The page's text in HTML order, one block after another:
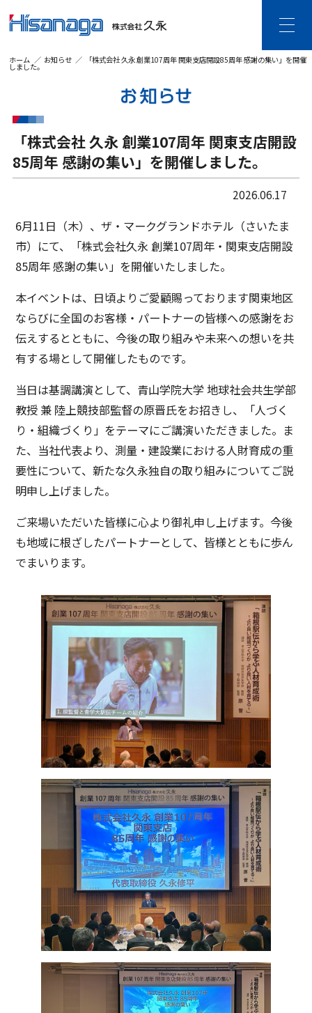
ホーム お知らせ 「株式会社 久永 創業107周年 関東支店開設85周年 感謝の集い」を開催
しました。
「株式会社 久永 創業107周年 関東支店開設
85周年 感謝の集い」を開催しました。
2026.06.17
6月11日（木）、ザ・マークグランドホテル（さいたま
市）にて、「株式会社久永 創業107周年・関東支店開設
85周年 感謝の集い」を開催いたしました。
本イベントは、日頃よりご愛顧賜っております関東地区
ならびに全国のお客様・パートナーの皆様への感謝をお
伝えするとともに、今後の取り組みや未来への想いを共
有する場として開催したものです。
当日は基調講演として、青山学院大学 地球社会共生学部
教授 兼 陸上競技部監督の原晋氏をお招きし、「人づく
り・組織づくり」をテーマにご講演いただきました。ま
た、当社代表より、測量・建設業における人財育成の重
要性について、新たな久永独自の取り組みについてご説
明申し上げました。
ご来場いただいた皆様に心より御礼申し上げます。今後
も地域に根ざしたパートナーとして、皆様とともに歩ん
でまいります。
HOME
ご挨拶・企業理念
沿革
DX宣言
個人情報保護・
情報セキュリティ
ビジネス空間ソリューション
SDGsの取り組み
採用情報
働く環境
先輩たちの声
応募要項
応募フォーム
補助金サポート
久永のプラットフォーム
ICTトレーニングセンター
スマートオフィス
久永マガジンNEXT
お知らせアクセスお問い合わせ
サイトポリシーサイトマップ